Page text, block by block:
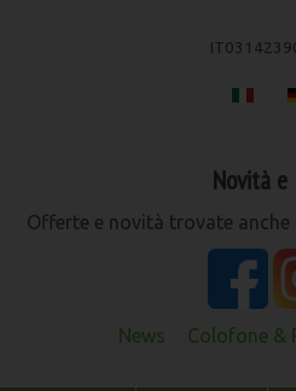
Novità e
Offerte e novità trovate
News Colofone &